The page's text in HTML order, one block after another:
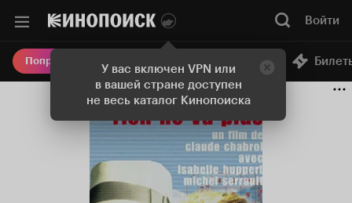
У вас включен VPN или
в вашей стране доступен
не весь каталог Кинопоиска
Войти
Попробовать Плюс Онлайн-кинотеатр